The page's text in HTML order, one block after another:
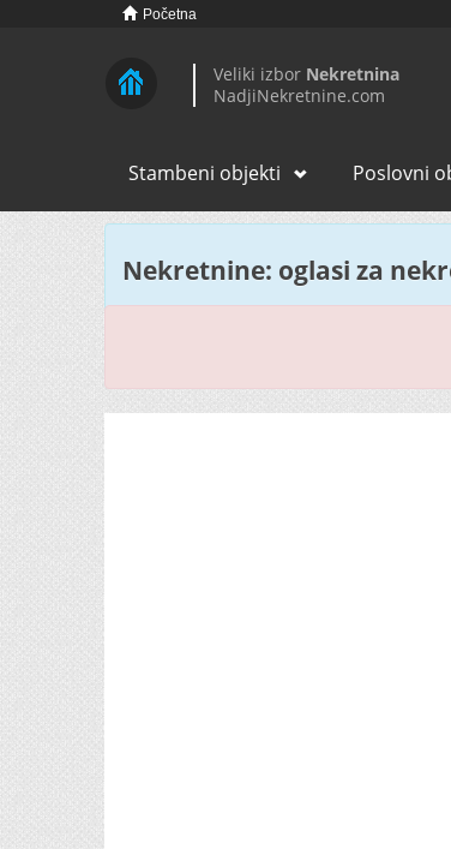
Početna
Veliki izbor Nekretnina
NadjiNekretnine.com
Stambeni objekti Poslovni
Nekretnine: oglasi za